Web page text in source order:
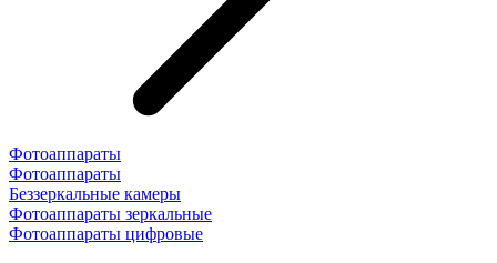
Фотоаппараты
Фотоаппараты
Беззеркальные камеры
Фотоаппараты зеркальные
Фотоаппараты цифровые